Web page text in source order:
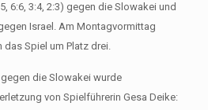
6:6, 3:4, 2:3) gegen die Slowakei und
Israel. Am Montagvormittag
das Spiel um Platz drei.
die Slowakei wurde
von Spielführerin Gesa Deike: